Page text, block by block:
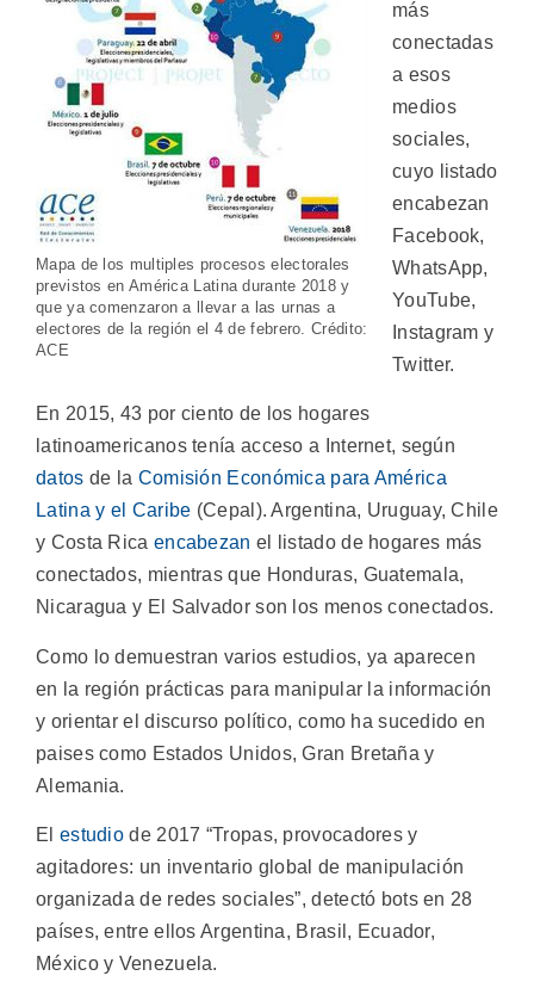
Mapa de los multiples procesos electorales
previstos en América Latina durante 2018 y
que ya comenzaron a llevar a las urnas a
electores de la región el 4 de febrero. Crédito:
ACE
más
conectadas
a esos
medios
sociales,
cuyo listado
encabezan
Facebook,
WhatsApp,
YouTube,
Instagram y
Twitter.
En 2015, 43 por ciento de los hogares
latinoamericanos tenía acceso a Internet, según
datos de la Comisión Económica para América
Latina y el Caribe (Cepal). Argentina, Uruguay, Chile
y Costa Rica encabezan el listado de hogares más
conectados, mientras que Honduras, Guatemala,
Nicaragua y El Salvador son los menos conectados.
Como lo demuestran varios estudios, ya aparecen
en la región prácticas para manipular la información
y orientar el discurso político, como ha sucedido en
paises como Estados Unidos, Gran Bretaña y
Alemania.
El estudio de 2017 “Tropas, provocadores y
agitadores: un inventario global de manipulación
organizada de redes sociales”, detectó bots en 28
países, entre ellos Argentina, Brasil, Ecuador,
México y Venezuela.